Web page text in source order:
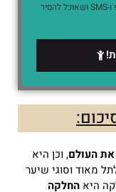
הפרטים ישמשו לצורך דיוור פרסומי במייל, וואטסאפ ו-SMS ושאוכל להסיר
העולם, וכן היא
מאוד וסוגי שיער
היא החלקה